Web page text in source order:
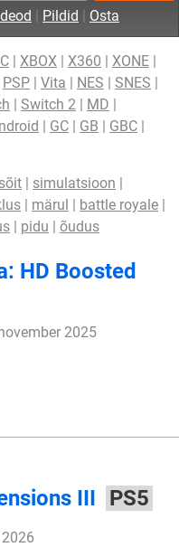
| Pildid | Osta
| XBOX | X360 | XONE |
PSP | Vita | NES | SNES |
| Switch 2 | MD |
| GC | GB | GBC |
| simulatsioon |
| märul | battle royale |
| pidu | õudus
HD Boosted
2025
III PS5